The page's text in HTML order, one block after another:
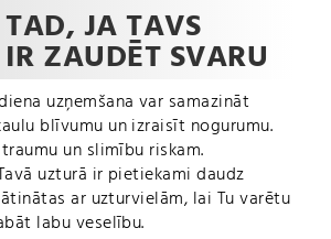
JA TAVS
ZAUDĒT SVARU
uzņemšana var samazināt
blīvumu un izraisīt nogurumu.
un slimību riskam.
uzturā ir pietiekami daudz
ar uzturvielām, lai Tu varētu
labu veselību.